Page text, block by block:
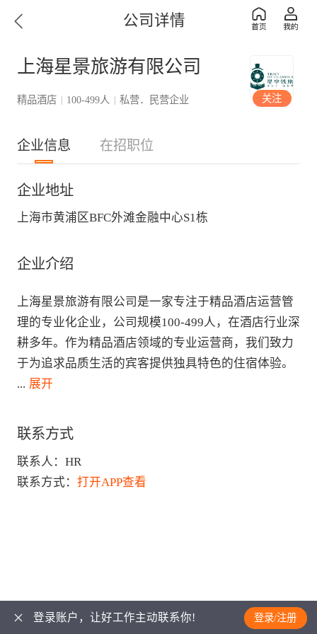
公司详情
上海星景旅游有限公司
精品酒店 | 100-499人 | 私营．民营企业 关注
企业信息 在招职位
企业地址
上海市黄浦区BFC外滩金融中心S1栋
企业介绍
上海星景旅游有限公司是一家专注于精品酒店运营管
理的专业化企业，公司规模100-499人，在酒店行业深
耕多年。作为精品酒店领域的专业运营商，我们致力
于为追求品质生活的宾客提供独具特色的住宿体验。
... 展开
联系方式
联系人： HR
联系方式： 打开APP查看
登录账户，让好工作主动联系你! 登录/注册